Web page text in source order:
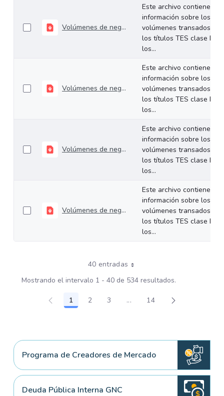
Volúmenes de negociación del 18 al 21 de noviembre de 2025
Este archivo contiene
información sobre los
volúmenes transados de
los títulos TES clase B en
los...
Volúmenes de negociación del 10 al 14 de noviembre de 2025
Este archivo contiene
información sobre los
volúmenes transados de
los títulos TES clase B en
los...
Volúmenes de negociación del 04 al 07 de noviembre de 2025
Este archivo contiene
información sobre los
volúmenes transados de
los títulos TES clase B en
los...
Volúmenes de negociación del 27 al 31 de octubre de 2025
Este archivo contiene
información sobre los
volúmenes transados de
los títulos TES clase B en
los...
40 entradas
Mostrando el intervalo 1 - 40 de 534 resultados.
Página
1 Página
2 Página
3 ...Páginas intermedias Use
Página
14
Programa de Creadores de Mercado
Deuda Pública Interna GNC